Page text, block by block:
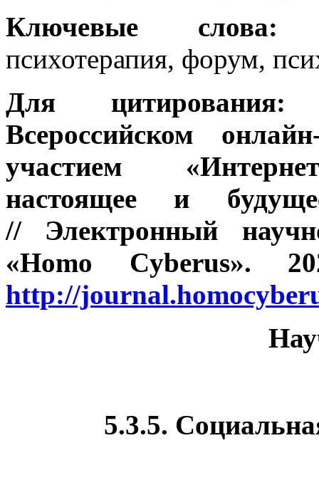
Ключевые слова:
психотерапия, форум,
Для
Всероссийском
участием
настоящее и
// Электронный
«Homo Cyberus».
http://
5.3.5.